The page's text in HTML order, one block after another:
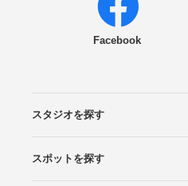
Facebook
スタジオを探す
エリアから探す
こだわりから探す
NEW PHOTO STYLE
プランから探す
フォトタイプ診断
フォトグラファーから探す
国内リゾートから探す
スポットを探す